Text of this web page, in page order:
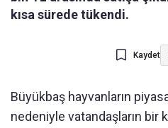
kısa sürede tükendi.
Kaydet
Büyükbaş hayvanların
nedeniyle vatandaşların bir